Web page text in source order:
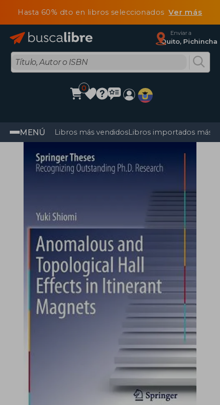
Hasta 60% dto en libros seleccionadosVer más
Enviar a
Quito, Pichincha
0
MENÚ Libros más vendidosLibros importados más